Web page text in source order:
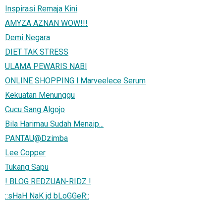
Inspirasi Remaja Kini
AMYZA AZNAN WOW!!!
Demi Negara
DIET TAK STRESS
ULAMA PEWARIS NABI
ONLINE SHOPPING l Marveelece Serum
Kekuatan Menunggu
Cucu Sang Algojo
Bila Harimau Sudah Menaip...
PANTAU@Dzimba
Lee Copper
Tukang Sapu
! BLOG REDZUAN-RIDZ !
::sHaH NaK jd bLoGGeR::